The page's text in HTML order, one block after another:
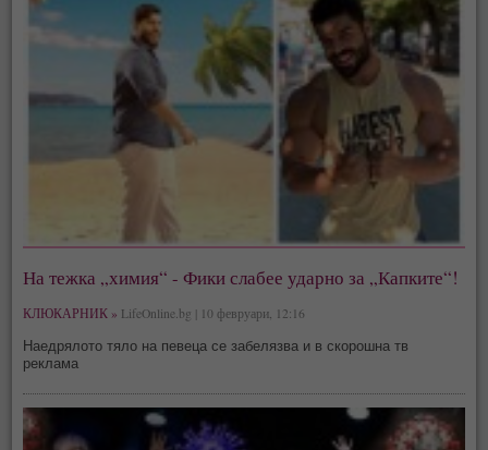
На тежка „химия“ - Фики слабее ударно за „Капките“!
КЛЮКАРНИК » LifeOnline.bg | 10 февруари, 12:16
Наедрялото тяло на певеца се забелязва и в скорошна тв
реклама